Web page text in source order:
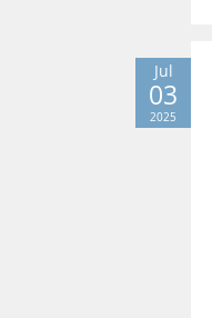
Jul
03
2025